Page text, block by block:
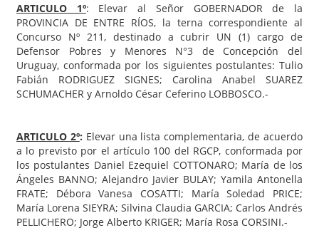
ARTICULO 1º: Elevar al Señor GOBERNADOR de la
PROVINCIA DE ENTRE RÍOS, la terna correspondiente al
Concurso Nº 211, destinado a cubrir UN (1) cargo de
Defensor Pobres y Menores N°3 de Concepción del
Uruguay, conformada por los siguientes postulantes: Tulio
Fabián RODRIGUEZ SIGNES; Carolina Anabel SUAREZ
SCHUMACHER y Arnoldo César Ceferino LOBBOSCO.-
ARTICULO 2º: Elevar una lista complementaria, de acuerdo
a lo previsto por el artículo 100 del RGCP, conformada por
los postulantes Daniel Ezequiel COTTONARO; María de los
Ángeles BANNO; Alejandro Javier BULAY; Yamila Antonella
FRATE; Débora Vanesa COSATTI; María Soledad PRICE;
María Lorena SIEYRA; Silvina Claudia GARCIA; Carlos Andrés
PELLICHERO; Jorge Alberto KRIGER; María Rosa CORSINI.-